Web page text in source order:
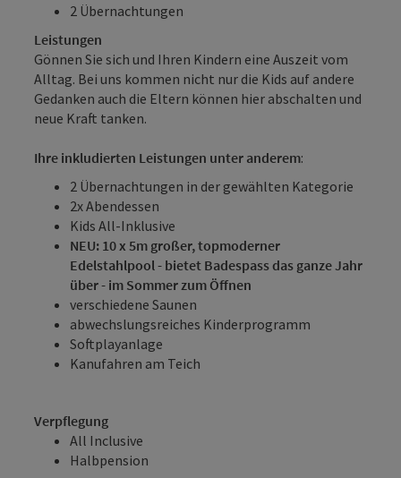
2 Übernachtungen
Leistungen
Gönnen Sie sich und Ihren Kindern eine Auszeit vom
Alltag. Bei uns kommen nicht nur die Kids auf andere
Gedanken auch die Eltern können hier abschalten und
neue Kraft tanken.
Ihre inkludierten Leistungen unter anderem:
2 Übernachtungen in der gewählten Kategorie
2x Abendessen
Kids All-Inklusive
NEU: 10 x 5m großer, topmoderner
Edelstahlpool - bietet Badespass das ganze Jahr
über - im Sommer zum Öffnen
verschiedene Saunen
abwechslungsreiches Kinderprogramm
Softplayanlage
Kanufahren am Teich
Verpflegung
All Inclusive
Halbpension